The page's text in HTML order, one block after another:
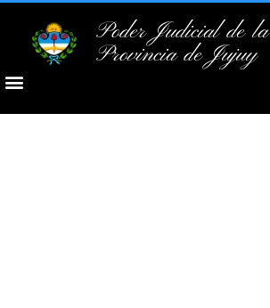
Poder Judicial de la
Provincia de Jujuy